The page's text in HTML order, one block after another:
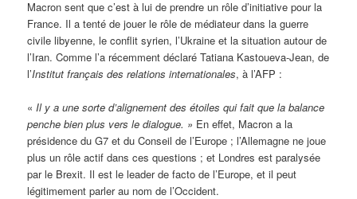
Macron sent que c’est à lui de prendre un rôle d’initiative pour la
France. Il a tenté de jouer le rôle de médiateur dans la guerre
civile libyenne, le conflit syrien, l’Ukraine et la situation autour de
l’Iran. Comme l’a récemment déclaré Tatiana Kastoueva-Jean, de
l’Institut français des relations internationales, à l’AFP :
«Il y a une sorte d’alignement des étoiles qui fait que la balance
penche bien plus vers le dialogue. » En effet, Macron a la
présidence du G7 et du Conseil de l’Europe ; l’Allemagne ne joue
plus un rôle actif dans ces questions ; et Londres est paralysée
par le Brexit. Il est le leader de facto de l’Europe, et il peut
légitimement parler au nom de l’Occident.